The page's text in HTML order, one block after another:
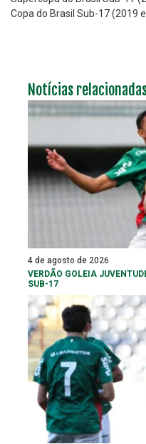
Copa do Brasil Sub-17 (2019
Notícias
4 de agosto de 2026
VERDÃO GOLEIA
SUB-17